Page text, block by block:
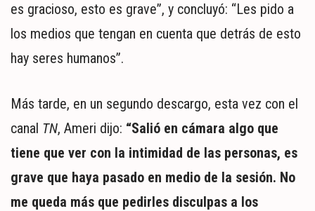
es gracioso, esto es grave”, y concluyó: “Les pido a
los medios que tengan en cuenta que detrás de esto
hay seres humanos”.
Más tarde, en un segundo descargo, esta vez con el
canal TN, Ameri dijo: “Salió en cámara algo que
tiene que ver con la intimidad de las personas, es
grave que haya pasado en medio de la sesión. No
me queda más que pedirles disculpas a los